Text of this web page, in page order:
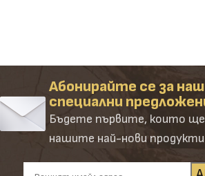
Абонирайте се за
специални
Бъдете първите, които
нашите най-нови